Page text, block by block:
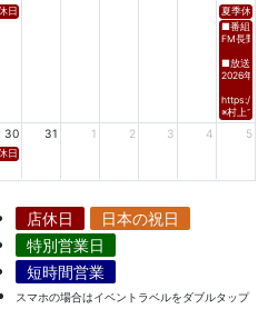
日
夏季休業
■番組名
FM長野
■放送日
2026年
https://
※村上
30 31 1 2 3 4 5
日
店休日
日本の祝日
特別営業日
短時間営業
スマホの場合はイベントラベルをダブルタップ